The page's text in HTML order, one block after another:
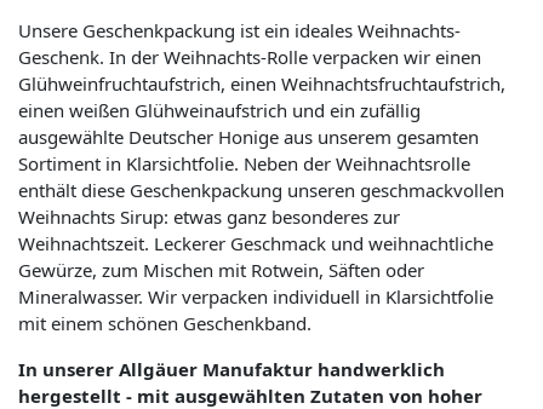
Unsere Geschenkpackung ist ein ideales Weihnachts-
Geschenk. In der Weihnachts-Rolle verpacken wir einen
Glühweinfruchtaufstrich, einen Weihnachtsfruchtaufstrich,
einen weißen Glühweinaufstrich und ein zufällig
ausgewählte Deutscher Honige aus unserem gesamten
Sortiment in Klarsichtfolie. Neben der Weihnachtsrolle
enthält diese Geschenkpackung unseren geschmackvollen
Weihnachts Sirup: etwas ganz besonderes zur
Weihnachtszeit. Leckerer Geschmack und weihnachtliche
Gewürze, zum Mischen mit Rotwein, Säften oder
Mineralwasser. Wir verpacken individuell in Klarsichtfolie
mit einem schönen Geschenkband.
In unserer Allgäuer Manufaktur handwerklich
hergestellt - mit ausgewählten Zutaten von hoher